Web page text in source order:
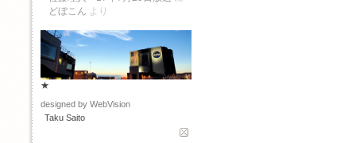
どぼこん より
★
designed by WebVision
Taku Saito